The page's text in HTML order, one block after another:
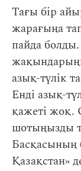
Тағы бір
жарағыңа
пайда
азық-түлік
Енді азық-
қажеті жоқ.
шотыңызды
Басқасының
Қазақстан»